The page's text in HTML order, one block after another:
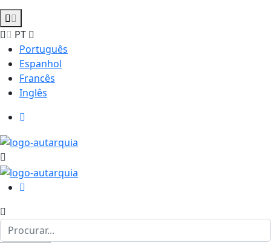
PT
Português
Espanhol
Francês
Inglês